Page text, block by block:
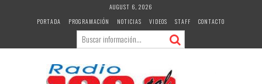
AUGUST 6, 2026
PORTADA
PROGRAMACIÓN NOTICIAS VIDEOS STAFF CONTACTO